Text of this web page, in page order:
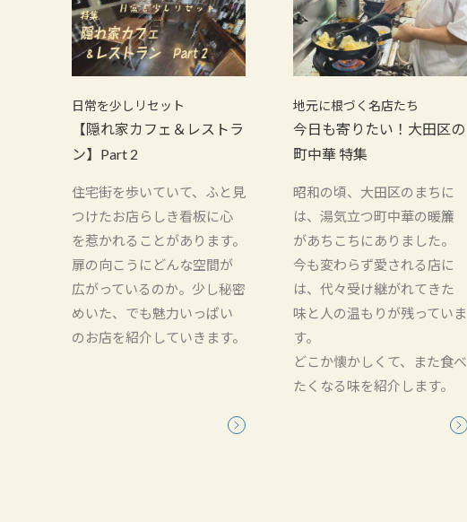
日常を少しリセット
【隠れ家カフェ＆レストラ
ン】Part 2
住宅街を歩いていて、ふと見
つけたお店らしき看板に心
を惹かれることがあります。
扉の向こうにどんな空間が
広がっているのか。少し秘密
めいた、でも魅力いっぱい
のお店を紹介していきます。
地元に根づく名店たち
今日も寄りたい！大田区の
町中華 特集
昭和の頃、大田区のまちに
は、湯気立つ町中華の暖簾
があちこちにありました。
今も変わらず愛される店に
は、代々受け継がれてきた
味と人の温もりが残っていま
す。
どこか懐かしくて、また食べ
たくなる味を紹介します。